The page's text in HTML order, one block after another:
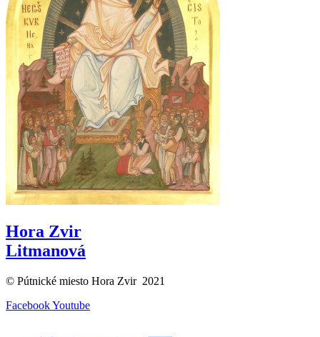
Hora Zvir
Litmanová
© Pútnické miesto Hora Zvir 2021
FacebookYoutube